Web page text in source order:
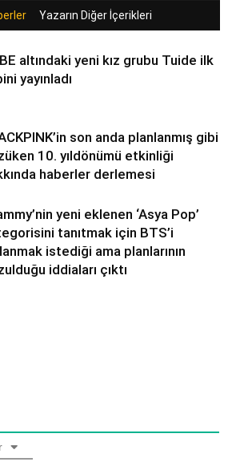
Yazarın Diğer İçerikleri
altındaki yeni kız grubu Tuide ilk
yayınladı
son anda planlanmış gibi
10. yıldönümü etkinliği
haberler derlemesi
yeni eklenen ‘Asya Pop’
tanıtmak için BTS’i
istediği ama planlarının
iddiaları çıktı